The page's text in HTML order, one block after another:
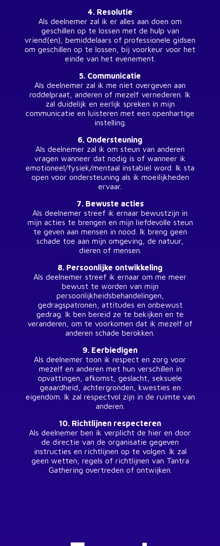
4. Resolutie
Als deelnemer zal ik er alles aan doen om
geschillen op te lossen met de hulp van
vriend(en), bemiddelaars of professionele gidsen
om geschillen op te lossen, bij voorkeur voor het
einde van het evenement.
5. Communicatie
Als deelnemer zal ik me niet overgeven aan
roddelpraat, anderen of mezelf vernederen. Ik
zal duidelijk en eerlijk spreken in mijn
communicatie en luisteren met een openhartige
instelling.
6. Ondersteuning
Als deelnemer zal ik om steun van anderen
vragen wanneer dat nodig is of wanneer ik
emotioneel/fysiek/mentaal instabiel word. Ik sta
open voor ondersteuning als ik moeilijkheden
ervaar.
7. Bewuste acties
Als deelnemer streef ik ernaar bewustzijn in
mijn acties te brengen en mijn liefdevolle steun
te geven aan mensen in nood. Ik breng geen
schade toe aan mijn omgeving, de natuur,
dieren of mensen.
8. Persoonlijke ontwikkeling
Als deelnemer streef ik ernaar om me meer
bewust te worden van mijn
persoonlijkheidsbehandelingen,
gedragspatronen, attitudes en onbewust
gedrag. Ik ben bereid ze te bekijken en te
veranderen, om te voorkomen dat ik mezelf of
anderen schade berokken.
9. Eerbiedigen
Als deelnemer toon ik respect en zorg voor
mezelf en anderen met hun verschillen in
opvattingen, afkomst, geslacht, seksuele
geaardheid, achtergronden, kwesties en
eigendom. Ik zal respectvol zijn in de ruimte van
anderen.
10. Richtlijnen respecteren
Als deelnemer ben ik verplicht de hier en door
de directie van de organisatie gegeven
instructies en richtlijnen op te volgen. Ik zal
geen wetten, regels of richtlijnen van Tantra
Gathering overtreden of ontwijken.